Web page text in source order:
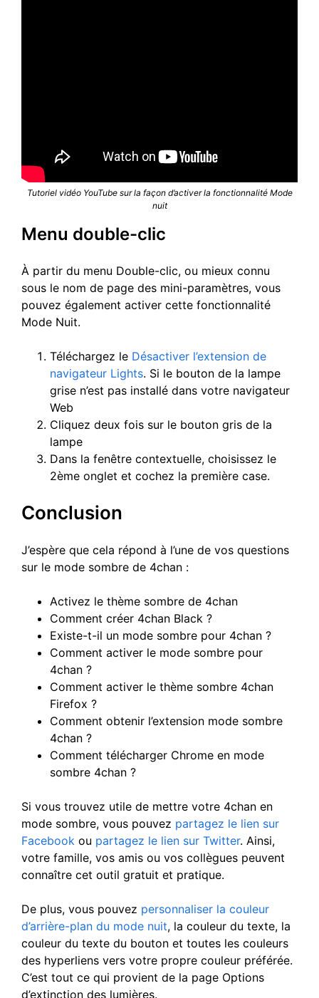
Tutoriel vidéo YouTube sur la façon d’activer la fonctionnalité Mode
nuit
Menu double-clic
À partir du menu Double-clic, ou mieux connu
sous le nom de page des mini-paramètres, vous
pouvez également activer cette fonctionnalité
Mode Nuit.
Téléchargez le Désactiver l’extension de
navigateur Lights. Si le bouton de la lampe
grise n’est pas installé dans votre navigateur
Web
Cliquez deux fois sur le bouton gris de la
lampe
Dans la fenêtre contextuelle, choisissez le
2ème onglet et cochez la première case.
Conclusion
J’espère que cela répond à l’une de vos questions
sur le mode sombre de 4chan :
Activez le thème sombre de 4chan
Comment créer 4chan Black ?
Existe-t-il un mode sombre pour 4chan ?
Comment activer le mode sombre pour
4chan ?
Comment activer le thème sombre 4chan
Firefox ?
Comment obtenir l’extension mode sombre
4chan ?
Comment télécharger Chrome en mode
sombre 4chan ?
Si vous trouvez utile de mettre votre 4chan en
mode sombre, vous pouvez partagez le lien sur
Facebook ou partagez le lien sur Twitter. Ainsi,
votre famille, vos amis ou vos collègues peuvent
connaître cet outil gratuit et pratique.
De plus, vous pouvez personnaliser la couleur
d’arrière-plan du mode nuit, la couleur du texte, la
couleur du texte du bouton et toutes les couleurs
des hyperliens vers votre propre couleur préférée.
C’est tout ce qui provient de la page Options
d’extinction des lumières.